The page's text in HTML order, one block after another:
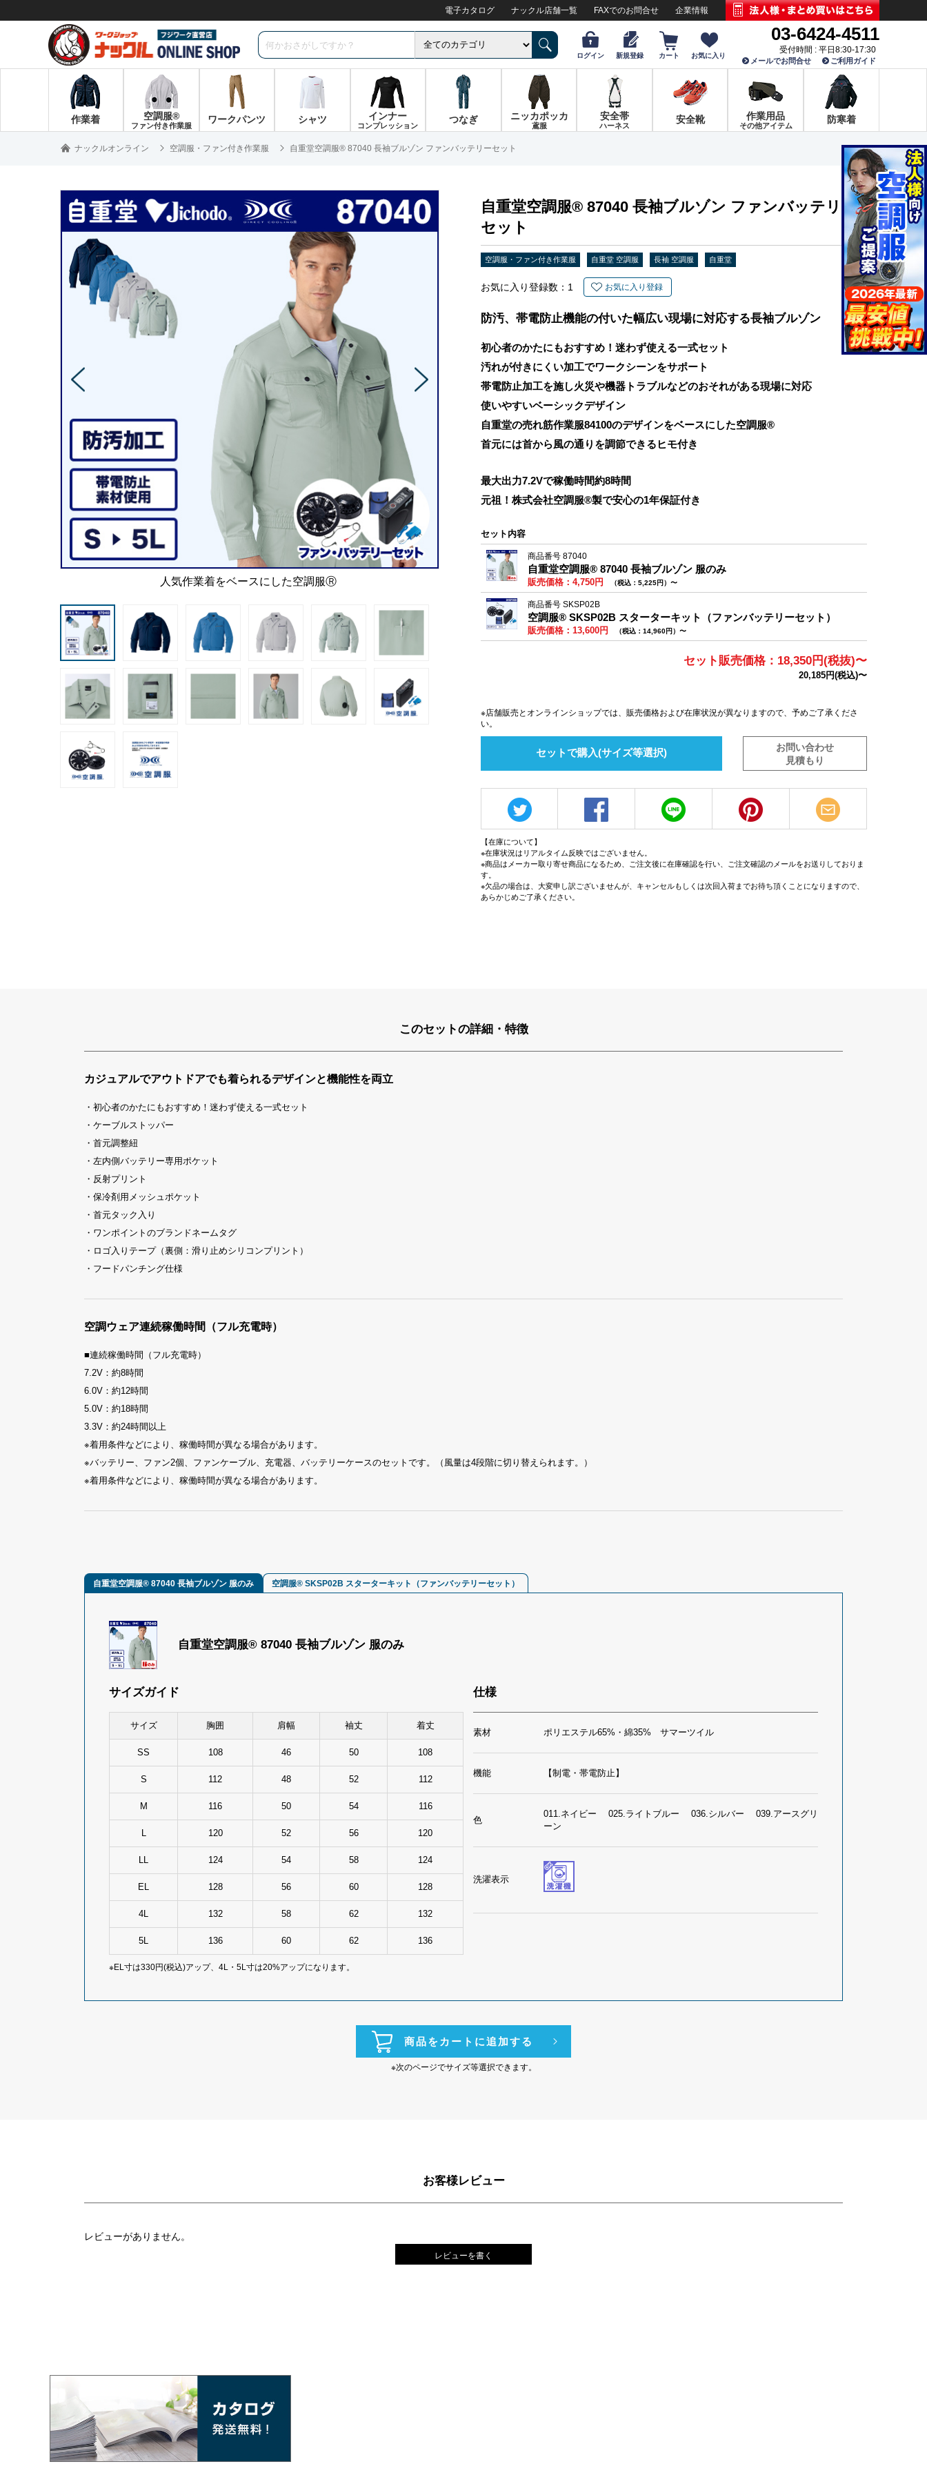
電子カタログ ナックル店舗一覧 FAXでのお問合せ 企業情報
ログイン 新規登録 カート お気に入り
03-6424-4511
受付時間 : 平日8:30-17:30
メールでお問合せ ご利用ガイド
作業着 空調服®
ファン付き作業服
ワークパンツ シャツ インナー
コンプレッション
つなぎ ニッカポッカ
鳶服
安全帯
ハーネス
安全靴 作業用品
その他アイテム
防寒着
ナックルオンライン 空調服・ファン付き作業服 自重堂空調服® 87040 長袖ブルゾン ファンバッテリーセット
人気作業着をベースにした空調服Ⓡ
自重堂空調服® 87040 長袖ブルゾン ファンバッテリー
セット
空調服・ファン付き作業服 自重堂 空調服 長袖 空調服 自重堂
お気に入り登録数： 1 お気に入り登録
防汚、帯電防止機能の付いた幅広い現場に対応する長袖ブルゾン
初心者のかたにもおすすめ！迷わず使える一式セット
汚れが付きにくい加工でワークシーンをサポート
帯電防止加工を施し火災や機器トラブルなどのおそれがある現場に対応
使いやすいベーシックデザイン
自重堂の売れ筋作業服84100のデザインをベースにした空調服®
首元には首から風の通りを調節できるヒモ付き
最大出力7.2Vで稼働時間約8時間
元祖！株式会社空調服®製で安心の1年保証付き
セット内容
商品番号 87040
自重堂空調服® 87040 長袖ブルゾン 服のみ
販売価格：4,750円 （税込：5,225円）〜
商品番号 SKSP02B
空調服® SKSP02B スターターキット（ファンバッテリーセット）
販売価格：13,600円 （税込：14,960円）〜
セット販売価格：18,350円(税抜)〜
20,185円(税込)〜
※店舗販売とオンラインショップでは、販売価格および在庫状況が異なりますので、予めご了承くださ
い。
セットで購入(サイズ等選択)
お問い合わせ
見積もり
【在庫について】
※在庫状況はリアルタイム反映ではございません。
※商品はメーカー取り寄せ商品になるため、ご注文後に在庫確認を行い、ご注文確認のメールをお送りしておりま
す。
※欠品の場合は、大変申し訳ございませんが、キャンセルもしくは次回入荷までお待ち頂くことになりますので、
あらかじめご了承ください。
このセットの詳細・特徴
カジュアルでアウトドアでも着られるデザインと機能性を両立
・初心者のかたにもおすすめ！迷わず使える一式セット
・ケーブルストッパー
・首元調整紐
・左内側バッテリー専用ポケット
・反射プリント
・保冷剤用メッシュポケット
・首元タック入り
・ワンポイントのブランドネームタグ
・ロゴ入りテープ（裏側：滑り止めシリコンプリント）
・フードパンチング仕様
空調ウェア連続稼働時間（フル充電時）
■連続稼働時間（フル充電時）
7.2V：約8時間
6.0V：約12時間
5.0V：約18時間
3.3V：約24時間以上
※着用条件などにより、稼働時間が異なる場合があります。
※バッテリー、ファン2個、ファンケーブル、充電器、バッテリーケースのセットです。（風量は4段階に切り替えられます。）
※着用条件などにより、稼働時間が異なる場合があります。
自重堂空調服® 87040 長袖ブルゾン 服のみ 空調服® SKSP02B スターターキット（ファンバッテリーセット）
自重堂空調服® 87040 長袖ブルゾン 服のみ
サイズガイド
サイズ 胸囲 肩幅 袖丈 着丈
SS 108 46 50 108
S 112 48 52 112
M 116 50 54 116
L 120 52 56 120
LL 124 54 58 124
EL 128 56 60 128
4L 132 58 62 132
5L 136 60 62 136
※EL寸は330円(税込)アップ、4L・5L寸は20%アップになります。
仕様
素材 ポリエステル65%・綿35% サマーツイル
機能 【制電・帯電防止】
色
011.ネイビー 025.ライトブルー 036.シルバー 039.アースグリ
ーン
洗濯表示
商品をカートに追加する
※次のページでサイズ等選択できます。
お客様レビュー
レビューがありません。
レビューを書く